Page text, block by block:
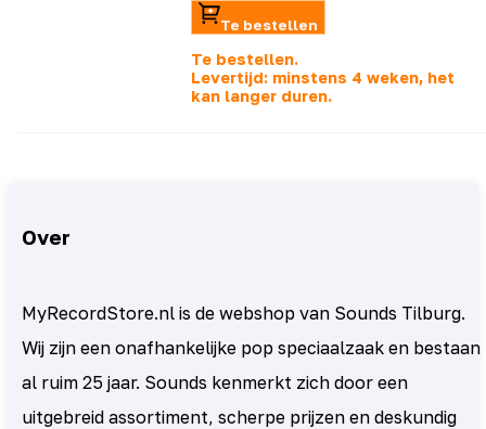
Te bestellen
Te bestellen.
Levertijd: minstens 4 weken, het
kan langer duren.
Over
MyRecordStore.nl is de webshop van Sounds Tilburg.
Wij zijn een onafhankelijke pop speciaalzaak en bestaan
al ruim 25 jaar. Sounds kenmerkt zich door een
uitgebreid assortiment, scherpe prijzen en deskundig